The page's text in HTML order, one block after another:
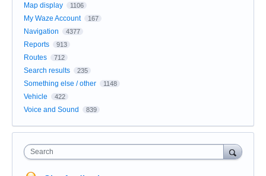
Map display 1106
My Waze Account 167
Navigation 4377
Reports 913
Routes 712
Search results 235
Something else / other 1148
Vehicle 422
Voice and Sound 839
Search